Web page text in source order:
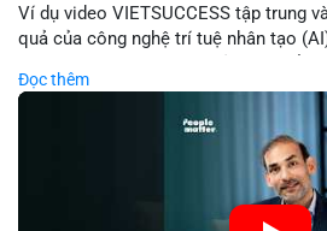
Ví dụ video VIETSUCCESS tập trung
quả của công nghệ trí tuệ nhân tạo
đoán xu hướng thị trường, và tự động
vực tài chính và crypto. Bài đăng nhấn
trong việc giảm thiểu sai lầm, tăng
định dựa trên dữ liệu. Điều này đặc
kỳ phát triển nhanh chóng của ngành
và tốc độ là yếu tố quyết định.
Đọc thêm